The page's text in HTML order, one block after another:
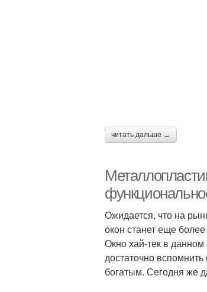
читать дальше →
Ожидается, что на
окон станет еще
Окно хай-тек в
достаточно
богатым. Сегодня же